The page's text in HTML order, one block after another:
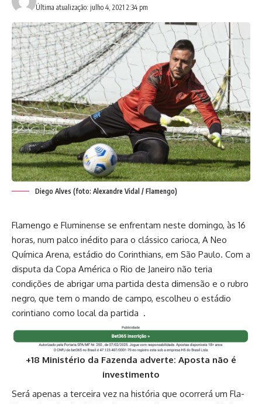
Última atualização: julho 4, 2021 2:34 pm
Diego Alves (foto: Alexandre Vidal / Flamengo)
Flamengo e Fluminense se enfrentam neste domingo, às 16
horas, num palco inédito para o clássico carioca, A Neo
Química Arena, estádio do Corinthians, em São Paulo. Com a
disputa da Copa América o Rio de Janeiro não teria
condições de abrigar uma partida desta dimensão e o rubro
negro, que tem o mando de campo, escolheu o estádio
corintiano como local da partida .
+18 Ministério da Fazenda adverte: Aposta não é
investimento
Será apenas a terceira vez na história que ocorrerá um Fla-